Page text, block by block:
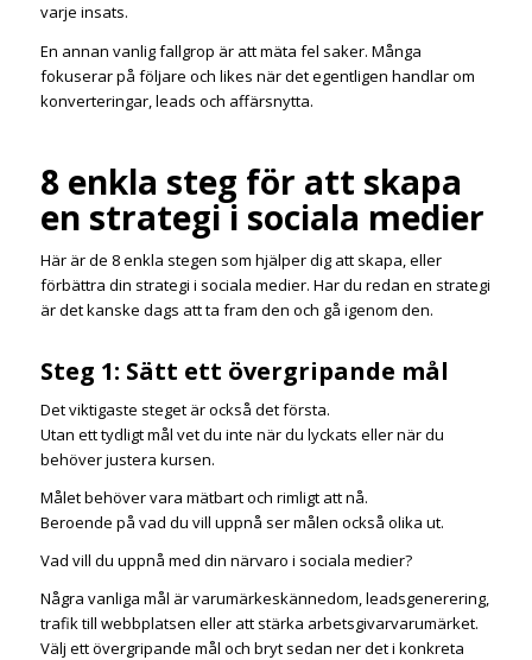
varje insats.
En annan vanlig fallgrop är att mäta fel saker. Många
fokuserar på följare och likes när det egentligen handlar om
konverteringar, leads och affärsnytta.
8 enkla steg för att skapa
en strategi i sociala medier
Här är de 8 enkla stegen som hjälper dig att skapa, eller
förbättra din strategi i sociala medier. Har du redan en strategi
är det kanske dags att ta fram den och gå igenom den.
Steg 1: Sätt ett övergripande mål
Det viktigaste steget är också det första.
Utan ett tydligt mål vet du inte när du lyckats eller när du
behöver justera kursen.
Målet behöver vara mätbart och rimligt att nå.
Beroende på vad du vill uppnå ser målen också olika ut.
Vad vill du uppnå med din närvaro i sociala medier?
Några vanliga mål är varumärkeskännedom, leadsgenerering,
trafik till webbplatsen eller att stärka arbetsgivarvarumärket.
Välj ett övergripande mål och bryt sedan ner det i konkreta